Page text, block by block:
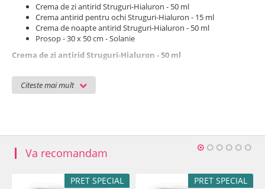
Citeste mai mult
Crema de zi antirid Struguri-Hialuron - 50 ml
Crema antirid pentru ochi Struguri-Hialuron - 15 ml
Crema de noapte antirid Struguri-Hialuron - 50 ml
Prosop - 30 x 50 cm - Solanie
Crema de zi antirid Struguri-Hialuron - 50 ml
hialuronic astfel neutralizeaza radicalii liberi si hidrateaza in
profunzime. Complexul Tokaj Oleo previne formarea prematura a
Crema antirid pentru ochi Struguri-Hialuron - 15 ml
Crema antirid pentru ochi optimizeaza procesele de producere a
ridurilor. Complexul Mg Relax are actiune fermizanta.
Va recomandam
PRET SPECIAL PRET SPECIAL